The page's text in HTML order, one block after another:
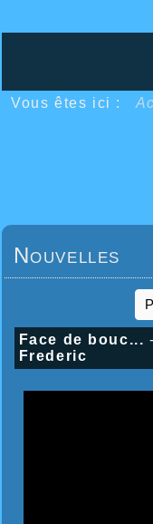
Vous êtes ici :
Nouvelles
Face de bouc...
Frederic